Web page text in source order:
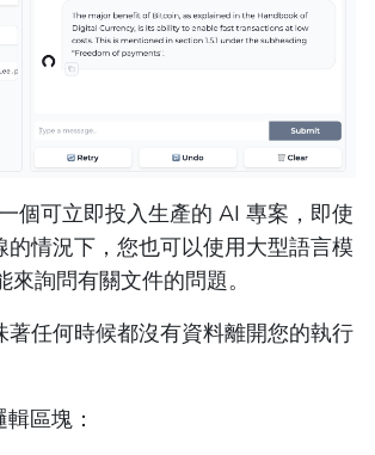
個可立即投入生產的 AI 專案，即使
的情況下，您也可以使用大型語言模
詢問有關文件的問題。
任何時候都沒有資料離開您的執行
區塊：